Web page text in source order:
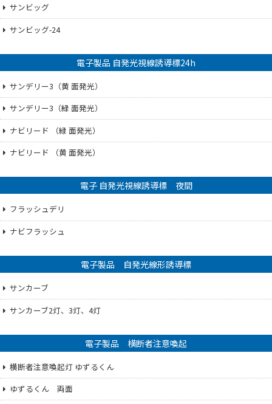
サンビッグ
サンビッグ-24
電子製品 自発光視線誘導標24h
サンデリー3（黄 面発光）
サンデリー3（緑 面発光）
ナビリード （緑 面発光）
ナビリード （黄 面発光）
電子 自発光視線誘導標 夜間
フラッシュデリ
ナビフラッシュ
電子製品 自発光線形誘導標
サンカーブ
サンカーブ2灯、3灯、4灯
電子製品 横断者注意喚起
横断者注意喚起灯 ゆずるくん
ゆずるくん 両面